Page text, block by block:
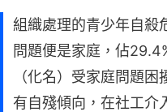
組織處理的青少年自殺
問題便是家庭，佔
（化名）受家庭問題
有自殘傾向，在社工介